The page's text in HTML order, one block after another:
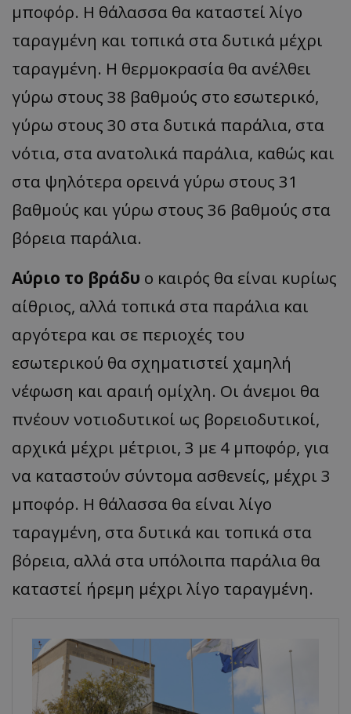
μποφόρ. Η θάλασσα θα καταστεί λίγο
ταραγμένη και τοπικά στα δυτικά μέχρι
ταραγμένη. Η θερμοκρασία θα ανέλθει
γύρω στους 38 βαθμούς στο εσωτερικό,
γύρω στους 30 στα δυτικά παράλια, στα
νότια, στα ανατολικά παράλια, καθώς και
στα ψηλότερα ορεινά γύρω στους 31
βαθμούς και γύρω στους 36 βαθμούς στα
βόρεια παράλια.
Αύριο το βράδυ ο καιρός θα είναι κυρίως
αίθριος, αλλά τοπικά στα παράλια και
αργότερα και σε περιοχές του
εσωτερικού θα σχηματιστεί χαμηλή
νέφωση και αραιή ομίχλη. Οι άνεμοι θα
πνέουν νοτιοδυτικοί ως βορειοδυτικοί,
αρχικά μέχρι μέτριοι, 3 με 4 μποφόρ, για
να καταστούν σύντομα ασθενείς, μέχρι 3
μποφόρ. H θάλασσα θα είναι λίγο
ταραγμένη, στα δυτικά και τοπικά στα
βόρεια, αλλά στα υπόλοιπα παράλια θα
καταστεί ήρεμη μέχρι λίγο ταραγμένη.